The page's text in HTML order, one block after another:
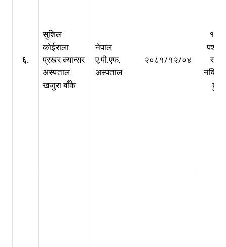
६.
सुशिल
कोईराला
प्रखर क्यान्सर
अस्पताल
खजुरा बाँके
नेपाल
ए.पी.एफ.
अस्पताल
२०८१/१२/०४
१ वर्ष
स्वत
हुने